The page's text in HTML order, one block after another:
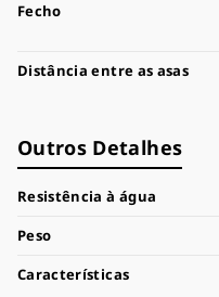
Fecho
Distância entre as asas
Outros Detalhes
Resistência à água
Peso
Características